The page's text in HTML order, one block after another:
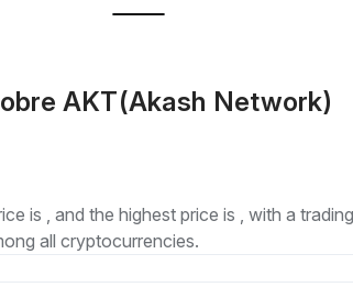
AKT(Akash Network)
is , and the highest price is , with a
all cryptocurrencies.